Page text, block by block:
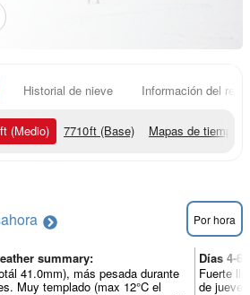
Historial de nieve Información del
ft (Medio) 7710ft (Base) Mapas de tiempo
ahora Por hora
summary:
41.0mm), más pesada durante
Muy templado (max 12°C el
Días 4-6
Fuerte
de